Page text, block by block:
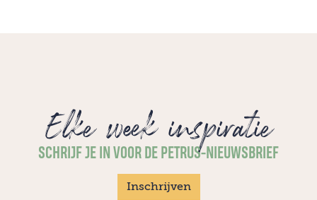
Elke week inspiratie
SCHRIJF JE IN VOOR DE PETRUS-NIEUWSBRIEF
Inschrijven